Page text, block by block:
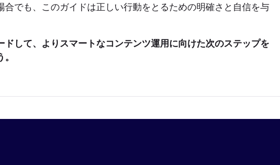
合でも、このガイドは正しい行動をとるための明確さと自信を与
ドして、よりスマートなコンテンツ運用に向けた次のステップを